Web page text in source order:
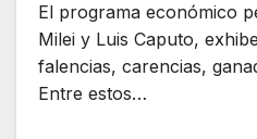
El programa económico
Milei y Luis Caputo,
falencias, carencias,
Entre estos…